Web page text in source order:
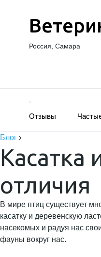
Россия, Самара
Отзывы
Блог ›
Касатка
отличия
В мире птиц существует
касатку и деревенскую
насекомых и радуя нас
фауны вокруг нас.